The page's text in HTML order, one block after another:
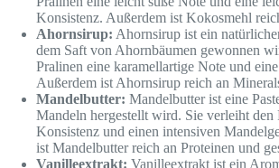
Konsistenz. Außerdem ist Kokosmehl
Ahornsirup: Ahornsirup ist ein
dem Saft von Ahornbäumen gewonnen
Pralinen eine karamellartige Note und
Außerdem ist Ahornsirup reich an
Mandelbutter: Mandelbutter ist eine
Mandeln hergestellt wird. Sie verleiht den
Konsistenz und einen intensiven
ist Mandelbutter reich an Proteinen und
Vanilleextrakt: Vanilleextrakt ist ein